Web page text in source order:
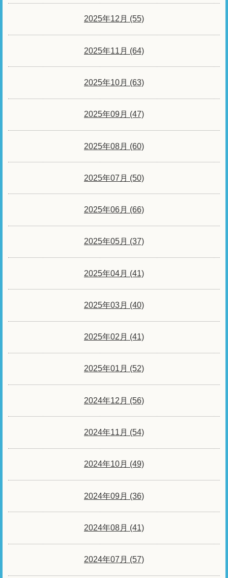
2025年12月 (55)
2025年11月 (64)
2025年10月 (63)
2025年09月 (47)
2025年08月 (60)
2025年07月 (50)
2025年06月 (66)
2025年05月 (37)
2025年04月 (41)
2025年03月 (40)
2025年02月 (41)
2025年01月 (52)
2024年12月 (56)
2024年11月 (54)
2024年10月 (49)
2024年09月 (36)
2024年08月 (41)
2024年07月 (57)